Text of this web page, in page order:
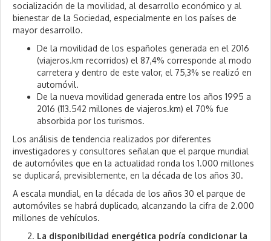
socialización de la movilidad, al desarrollo económico y al
bienestar de la Sociedad, especialmente en los países de
mayor desarrollo.
De la movilidad de los españoles generada en el 2016
(viajeros.km recorridos) el 87,4% corresponde al modo
carretera y dentro de este valor, el 75,3% se realizó en
automóvil.
De la nueva movilidad generada entre los años 1995 a
2016 (113.542 millones de viajeros.km) el 70% fue
absorbida por los turismos.
Los análisis de tendencia realizados por diferentes
investigadores y consultores señalan que el parque mundial
de automóviles que en la actualidad ronda los 1.000 millones
se duplicará, previsiblemente, en la década de los años 30.
A escala mundial, en la década de los años 30 el parque de
automóviles se habrá duplicado, alcanzando la cifra de 2.000
millones de vehículos.
La disponibilidad energética podría condicionar la